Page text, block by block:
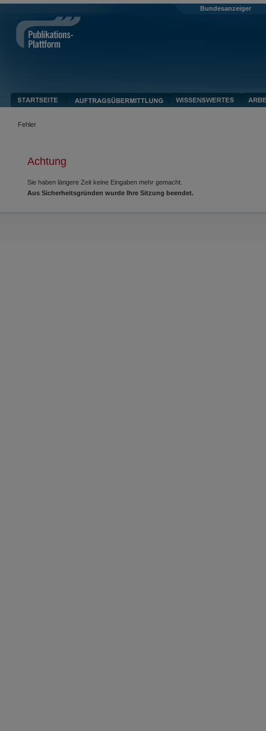
Bundesanzeiger
Fehler
Achtung
Sie haben längere Zeit keine Eingaben mehr gemacht.
Aus Sicherheitsgründen wurde Ihre Sitzung beendet.